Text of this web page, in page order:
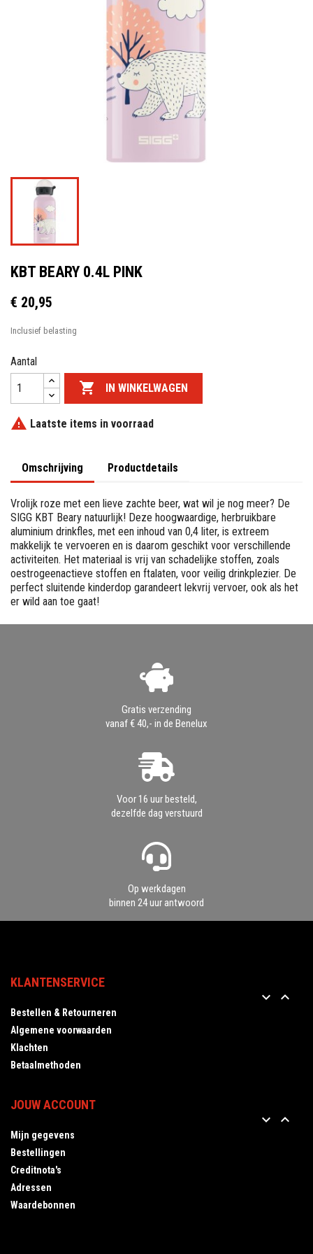
KBT BEARY 0.4L PINK
€ 20,95
Inclusief belasting
Aantal
 IN WINKELWAGEN
 Laatste items in voorraad
Omschrijving Productdetails
Vrolijk roze met een lieve zachte beer, wat wil je nog meer? De
SIGG KBT Beary natuurlijk! Deze hoogwaardige, herbruikbare
aluminium drinkfles, met een inhoud van 0,4 liter, is extreem
makkelijk te vervoeren en is daarom geschikt voor verschillende
activiteiten. Het materiaal is vrij van schadelijke stoffen, zoals
oestrogeenactieve stoffen en ftalaten, voor veilig drinkplezier. De
perfect sluitende kinderdop garandeert lekvrij vervoer, ook als het
er wild aan toe gaat!
Gratis verzending
vanaf € 40,- in de Benelux
Voor 16 uur besteld,
dezelfde dag verstuurd
Op werkdagen
binnen 24 uur antwoord
KLANTENSERVICE
 
Bestellen & Retourneren
Algemene voorwaarden
Klachten
Betaalmethoden
JOUW ACCOUNT
 
Mijn gegevens
Bestellingen
Creditnota's
Adressen
Waardebonnen